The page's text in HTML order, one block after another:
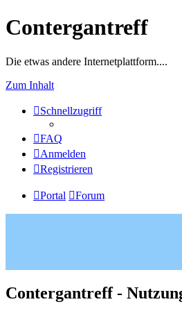
Contergantreff
Die etwas andere Internetplattform....
Zum Inhalt
Schnellzugriff
FAQ
Anmelden
Registrieren
Portal Forum
Contergantreff -